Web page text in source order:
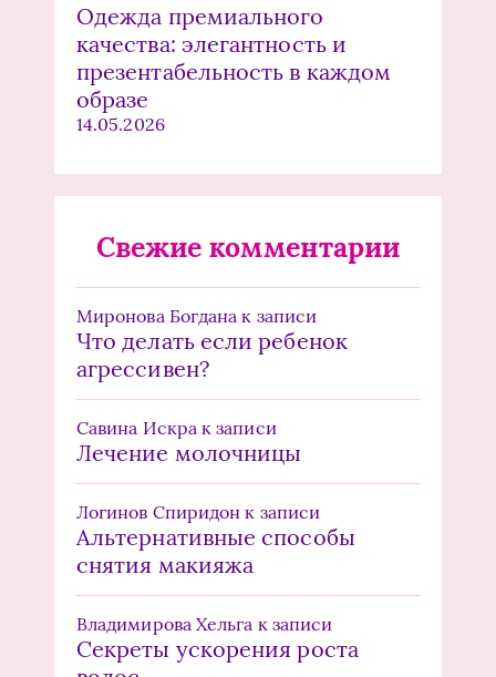
Одежда премиального
качества: элегантность и
презентабельность в каждом
образе
14.05.2026
Свежие комментарии
Миронова Богдана к записи
Что делать если ребенок
агрессивен?
Савина Искра к записи
Лечение молочницы
Логинов Спиридон к записи
Альтернативные способы
снятия макияжа
Владимирова Хельга к записи
Секреты ускорения роста